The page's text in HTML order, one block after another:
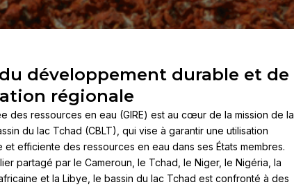
développement durable et de
régionale
des ressources en eau (GIRE) est au cœur de la mission de la
du lac Tchad (CBLT), qui vise à garantir une utilisation
et efficiente des ressources en eau dans ses États membres.
partagé par le Cameroun, le Tchad, le Niger, le Nigéria, la
et la Libye, le bassin du lac Tchad est confronté à des